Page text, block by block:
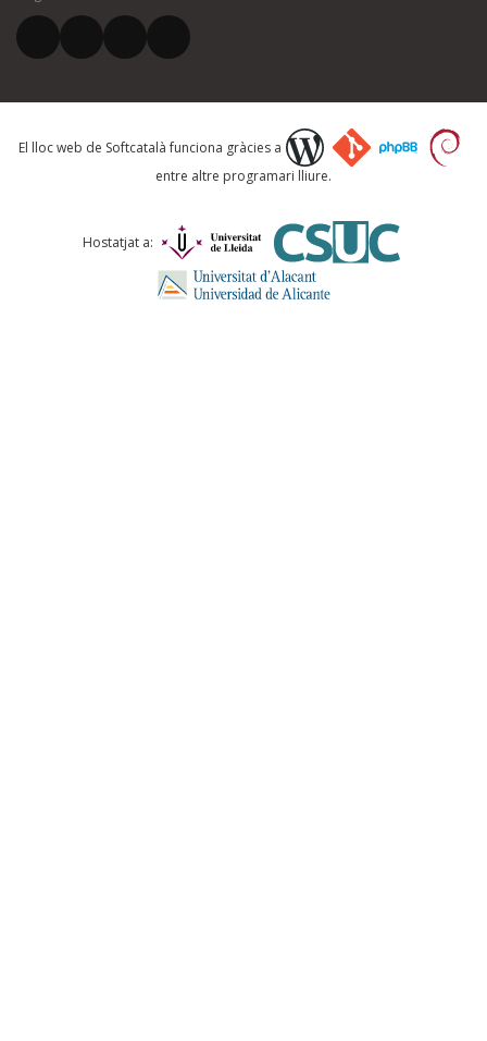
El vostre correu electrònic *
Què proposeu?
Comentari *
El lloc web de Softcatalà funciona gràcies a
entre altre programari lliure.
Hostatjat a: